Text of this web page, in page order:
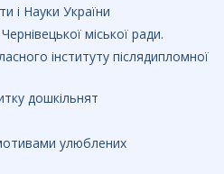
і Науки України
міської ради.
інституту післядипломної
дошкільнят
улюблених